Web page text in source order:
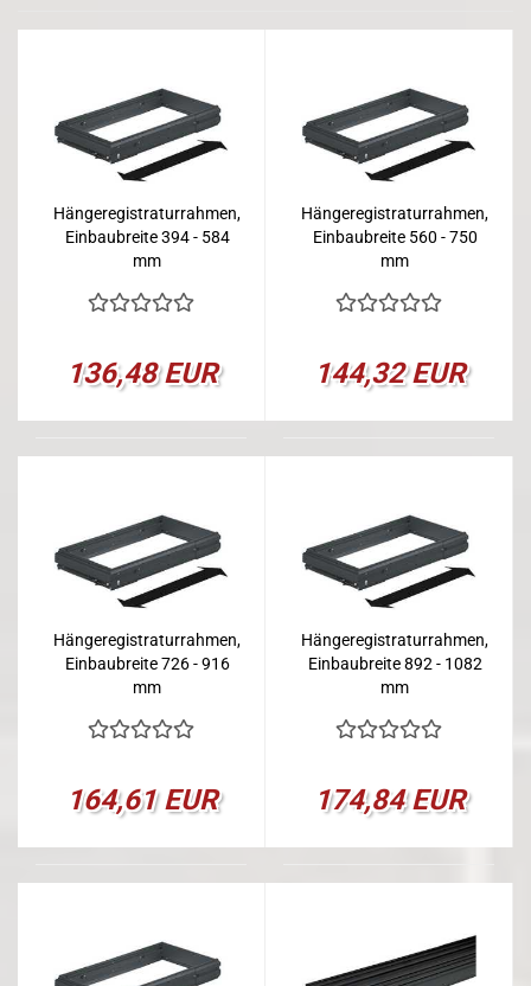
Hängeregistraturrahmen,
Einbaubreite 394 - 584
mm
136,48 EUR
Hängeregistraturrahmen,
Einbaubreite 560 - 750
mm
144,32 EUR
Hängeregistraturrahmen,
Einbaubreite 726 - 916
mm
164,61 EUR
Hängeregistraturrahmen,
Einbaubreite 892 - 1082
mm
174,84 EUR